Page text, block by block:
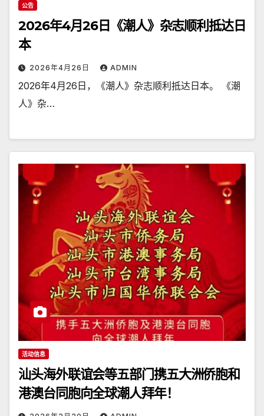
公告
2026年4月26日《潮人》杂志顺利抵达日
本
2026年4月26日 ADMIN
2026年4月26日，《潮人》杂志顺利抵达日本。 《潮
人》杂…
活动信息
汕头海外联谊会等五部门携五大洲侨胞和
港澳台同胞向全球潮人拜年！